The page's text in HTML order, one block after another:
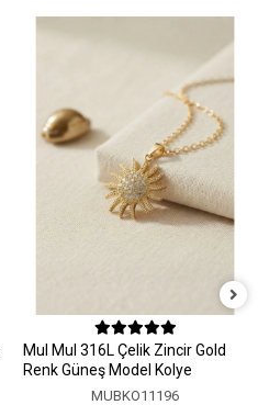
MuI MuI 316L Çelik Zincir Gold
Renk Güneş Model Kolye
MUBKO11196